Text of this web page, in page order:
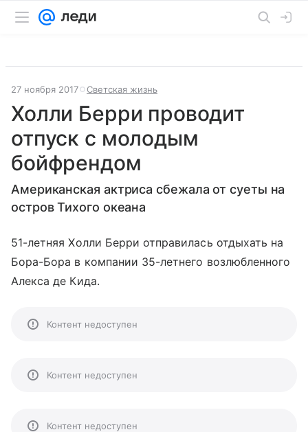
27 ноября 2017 Светская жизнь
Холли Берри проводит
отпуск с молодым
бойфрендом
Американская актриса сбежала от суеты на
остров Тихого океана
51-летняя Холли Берри отправилась отдыхать на
Бора-Бора в компании 35-летнего возлюбленного
Алекса де Кида.
Контент недоступен
Контент недоступен
Контент недоступен